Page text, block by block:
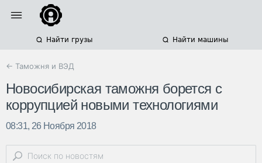
Найти грузы Найти машины
← Таможня и ВЭД
Новосибирская таможня борется с
коррупцией новыми технологиями
08:31, 26 Ноября 2018